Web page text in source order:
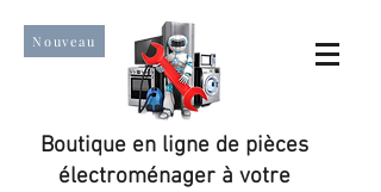
Nouveau
Boutique en ligne de pièces
électroménager à votre